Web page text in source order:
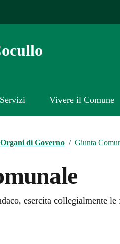
Servizi Vivere il Comune
Organi di Governo / Giunta
esercita collegialmente